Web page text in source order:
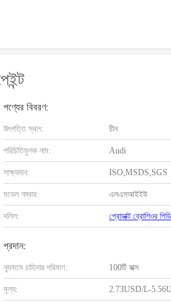
পণ্যের বিবরণ:
উৎপত্তি স্থল: চীন
পরিচিতিমুলক নাম: Audi
সাক্ষ্যদান: ISO,MSDS,SGS
মডেল নম্বার: এলএসআইইউ
দলিল: প্রোডাক্ট ব্রোশিওর
প্রদান:
ন্যূনতম চাহিদার পরিমাণ: 100টি বাক্স
মূল্য: 2.73USD/L-